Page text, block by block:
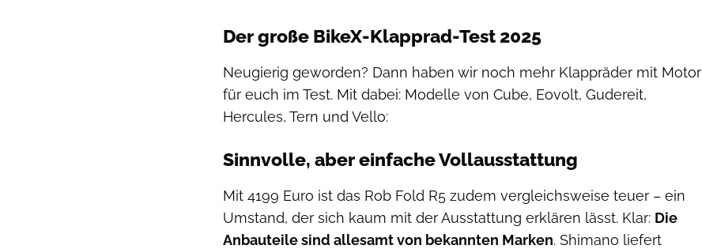
Der große BikeX-Klapprad-Test 2025
Neugierig geworden? Dann haben wir noch mehr Klappräder mit Motor
für euch im Test. Mit dabei: Modelle von Cube, Eovolt, Gudereit,
Hercules, Tern und Vello:
Sinnvolle, aber einfache Vollausstattung
Mit 4199 Euro ist das Rob Fold R5 zudem vergleichsweise teuer – ein
Umstand, der sich kaum mit der Ausstattung erklären lässt. Klar: Die
Anbauteile sind allesamt von bekannten Marken. Shimano liefert